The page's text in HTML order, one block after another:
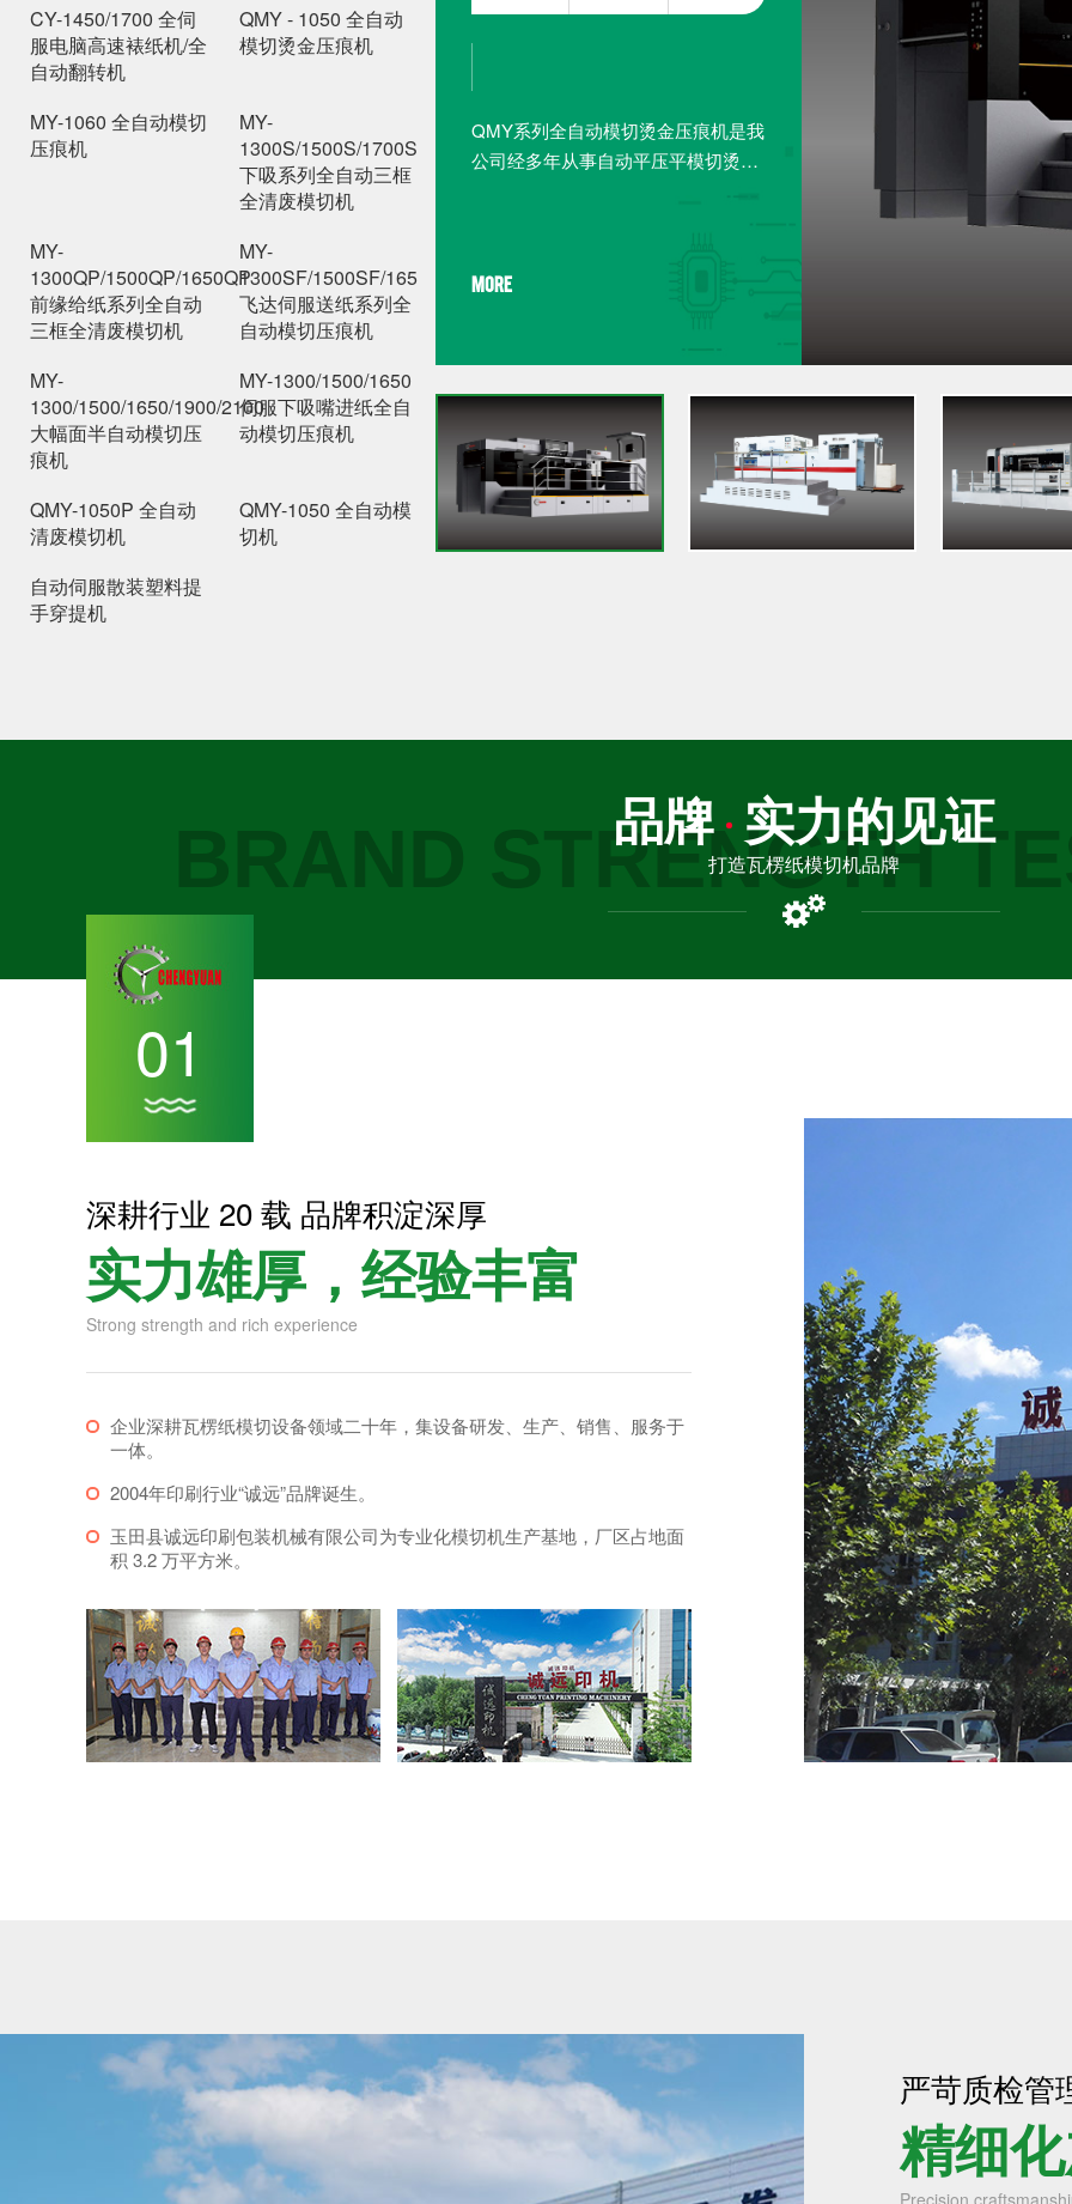
CY-1450/1700 全伺
服电脑高速裱纸机/全
自动翻转机
QMY - 1050 全自动
模切烫金压痕机
MY-1060 全自动模切
压痕机
MY-
1300S/1500S/1700S
下吸系列全自动三框
全清废模切机
MY-
1300QP/1500QP/1650QP
前缘给纸系列全自动
三框全清废模切机
MY-
1300SF/1500SF/1650SF
飞达伺服送纸系列全
自动模切压痕机
MY-
1300/1500/1650/1900/2100
大幅面半自动模切压
痕机
MY-1300/1500/1650
伺服下吸嘴进纸全自
动模切压痕机
QMY-1050P 全自动
清废模切机
QMY-1050 全自动模
切机
自动伺服散装塑料提
手穿提机
QMY系列全自动模切烫金压痕机是我
公司经多年从事自动平压平模切烫金
MORE
BRAND STRENGTH
品牌 实力的见证
打造瓦楞纸模切机品牌
01
深耕行业 20 载 品牌积淀深厚
实力雄厚，经验丰富
Strong strength and rich experience
企业深耕瓦楞纸模切设备领域二十年，集设备研发、生产、销售、服务于
一体。
2004年印刷行业“诚远”品牌诞生。
玉田县诚远印刷包装机械有限公司为专业化模切机生产基地，厂区占地面
积 3.2 万平方米。
严苛质检管
精细
Precision